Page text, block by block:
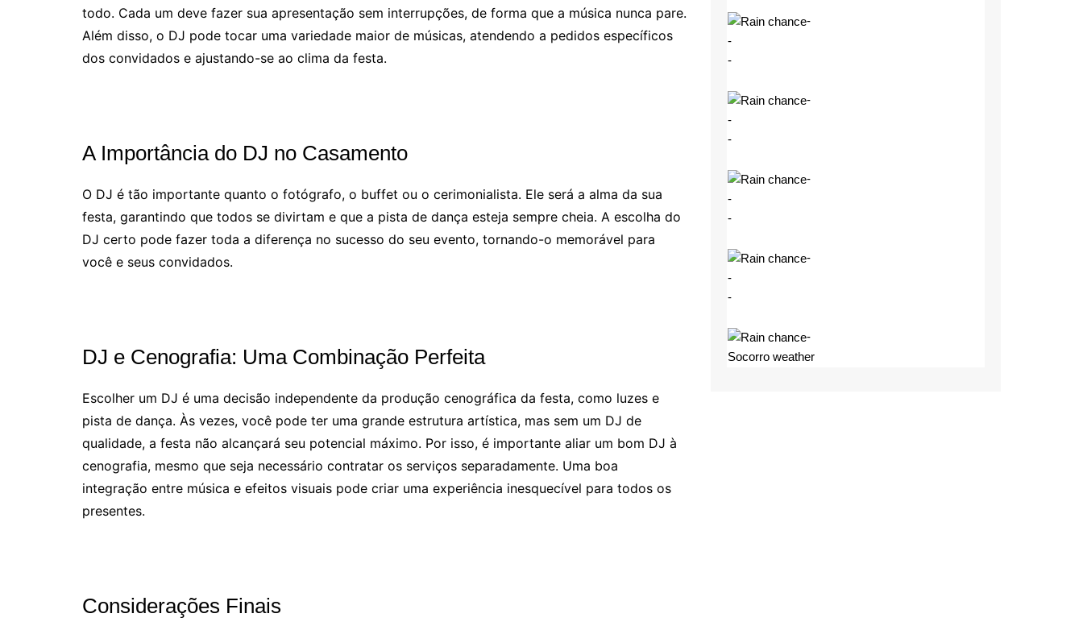
todo. Cada um deve fazer sua apresentação sem interrupções, de forma que a música nunca pare.
Além disso, o DJ pode tocar uma variedade maior de músicas, atendendo a pedidos específicos
dos convidados e ajustando-se ao clima da festa.
A Importância do DJ no Casamento
O DJ é tão importante quanto o fotógrafo, o buffet ou o cerimonialista. Ele será a alma da sua
festa, garantindo que todos se divirtam e que a pista de dança esteja sempre cheia. A escolha do
DJ certo pode fazer toda a diferença no sucesso do seu evento, tornando-o memorável para
você e seus convidados.
DJ e Cenografia: Uma Combinação Perfeita
Escolher um DJ é uma decisão independente da produção cenográfica da festa, como luzes e
pista de dança. Às vezes, você pode ter uma grande estrutura artística, mas sem um DJ de
qualidade, a festa não alcançará seu potencial máximo. Por isso, é importante aliar um bom DJ à
cenografia, mesmo que seja necessário contratar os serviços separadamente. Uma boa
integração entre música e efeitos visuais pode criar uma experiência inesquecível para todos os
presentes.
Considerações Finais
-
-
-
-
-
-
-
-
-
-
-
-
-
Socorro weather